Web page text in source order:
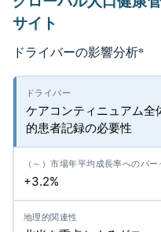
サイト
ドライバーの影響分析*
ケアコンティニュアム全
的患者記録の必要性
+3.2%